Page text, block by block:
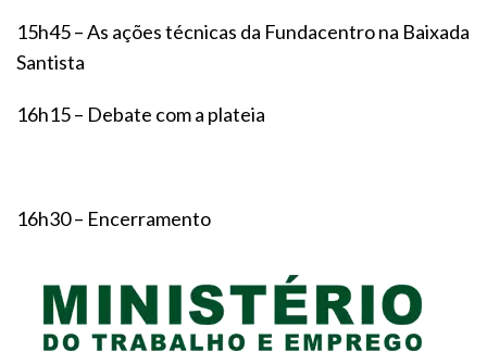
15h45 – As ações técnicas da Fundacentro na Baixada
Santista
16h15 – Debate com a plateia
16h30 – Encerramento